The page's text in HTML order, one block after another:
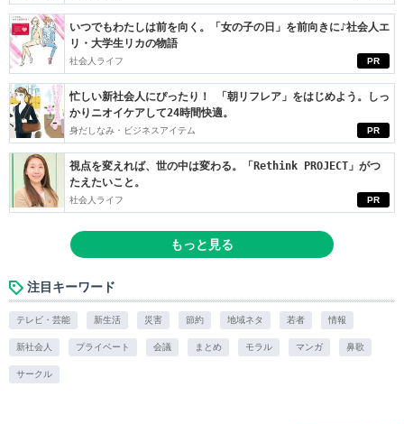
PR
いつでもわたしは前を向く。「女の子の日」を前向きに♪社会人エ
リ・大学生リカの物語
社会人ライフ
PR
忙しい新社会人にぴったり！ 「朝リフレア」をはじめよう。しっ
かりニオイケアして24時間快適。
身だしなみ・ビジネスアイテム
PR
視点を変えれば、世の中は変わる。「Rethink PROJECT」がつ
たえたいこと。
社会人ライフ
もっと見る
注目キーワード
テレビ・芸能 新生活 災害 節約 地域ネタ 若者 情報
新社会人 プライベート 会議 まとめ モラル マンガ 鼻歌
サークル